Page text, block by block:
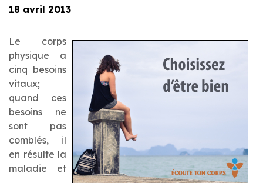
18 avril 2013
Le corps
physique a
cinq besoins
vitaux;
quand ces
besoins ne
sont pas
comblés, il
en résulte la
maladie et